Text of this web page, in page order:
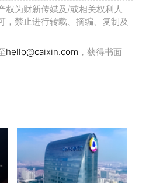
病毒的风险，企业的生
身做出的决定，都不得
工安全的新规则来维持生
区域完成的企业都会面临
那就是，即使生产地没有
品却可能来自潜在的受影
权为财新传媒及/或相关权利人
，禁止进行转载、摘编、复制及
hello@caixin.com ，获得书面